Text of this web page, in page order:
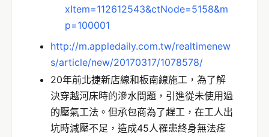
xItem=112612543&ctNode=5158&m
p=100001
http://m.appledaily.com.tw/realtimenew
s/article/new/20170317/1078578/
20年前北捷新店線和板南線施工，為了解
決穿越河床時的滲水問題，引進從未使用過
的壓氣工法。但承包商為了趕工，在工人出
坑時減壓不足，造成45人罹患終身無法痊